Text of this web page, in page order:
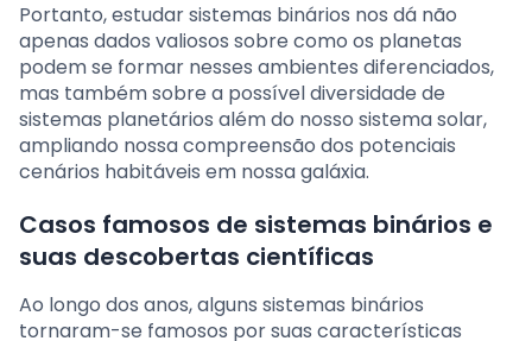
Portanto, estudar sistemas binários nos dá não
apenas dados valiosos sobre como os planetas
podem se formar nesses ambientes diferenciados,
mas também sobre a possível diversidade de
sistemas planetários além do nosso sistema solar,
ampliando nossa compreensão dos potenciais
cenários habitáveis em nossa galáxia.
Casos famosos de sistemas binários e
suas descobertas científicas
Ao longo dos anos, alguns sistemas binários
tornaram-se famosos por suas características